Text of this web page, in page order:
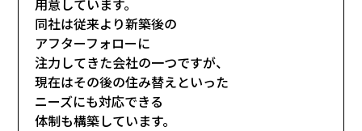
用意しています。
同社は従来より新築後の
アフターフォローに
注力してきた会社の一つですが、
現在はその後の住み替えといった
ニーズにも対応できる
体制も構築しています。